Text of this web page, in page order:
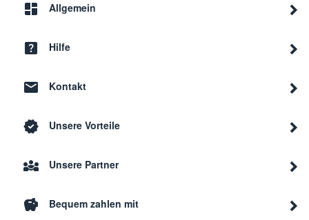
Allgemein
Hilfe
Kontakt
Unsere Vorteile
Unsere Partner
Bequem zahlen mit